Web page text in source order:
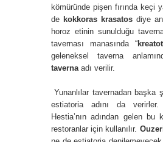
kömüründe pişen fırında keçi
de kokkoras krasatos diye
horoz etinin sunulduğu
tavernası manasında “
geleneksel taverna
tavernaadı verilir.
Yunanlılar tavernadan başka
estiatoria adını da verirler.
Hestia’nın adından gelen
restoranlar için kullanılır.